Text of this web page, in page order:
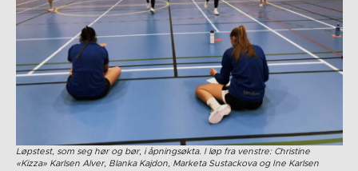
Løpstest, som seg hør og bør, i åpningsøkta. I løp fra venstre: Christine
«Kizza» Karlsen Alver, Blanka Kajdon, Marketa Sustackova og Ine Karlsen